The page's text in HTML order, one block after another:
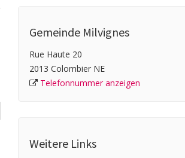
Gemeinde Milvignes
Rue Haute 20
2013 Colombier NE
Telefonnummer anzeigen
Weitere Links